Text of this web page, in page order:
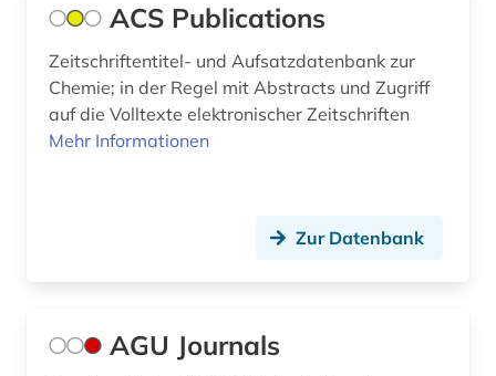
einheiten (1)
ACS Publications
Zeitschriftentitel- und Aufsatzdatenbank zur
Chemie; in der Regel mit Abstracts und Zugriff
auf die Volltexte elektronischer Zeitschriften
Mehr Informationen
Zur Datenbank
AGU Journals